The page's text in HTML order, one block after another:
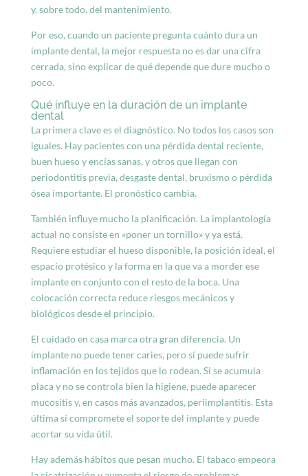
y, sobre todo, del mantenimiento.
Por eso, cuando un paciente pregunta cuánto dura un
implante dental, la mejor respuesta no es dar una cifra
cerrada, sino explicar de qué depende que dure mucho o
poco.
Qué influye en la duración de un implante
dental
La primera clave esel diagnóstico. No todos los casos son
iguales. Hay pacientes con una pérdida dental reciente,
buen hueso y encías sanas, y otros que llegan con
periodontitis previa, desgaste dental, bruxismo o pérdida
ósea importante. El pronóstico cambia.
También influye mucho la planificación. La implantología
actual no consiste en «poner un tornillo» y ya está.
Requiere estudiar el hueso disponible, la posición ideal, el
espacio protésico y la forma en la que va a morder ese
implante en conjunto con el resto de la boca. Una
colocación correcta reduce riesgos mecánicos y
biológicos desde el principio.
El cuidado en casa marca otra gran diferencia. Un
implante no puede tener caries, pero sí puede sufrir
inflamación en los tejidos que lo rodean. Si se acumula
placa y no se controla bien la higiene, puede aparecer
mucositis y, en casos más avanzados, periimplantitis. Esta
última sí compromete el soporte del implante y puede
acortar su vida útil.
Hay además hábitos que pesan mucho. El tabaco empeora